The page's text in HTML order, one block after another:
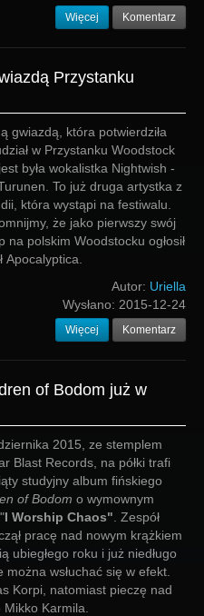
Więcej Komentarz
Przystanku
gwiazdą, która potwierdziła
w Przystanku Woodstock
była wokalistka Nightwish -
To już druga artystka z
która wystąpi na festiwalu.
że jako pierwszy swój
na polskim Woodstocku ogłosił
Apocalyptica.
Autor: Uriella
Wysłano: 2015-12-24
Więcej Komentarz
of Bodom już w
2015, ze stemplem
Blast Records, na półki trafi
studyjny album fińskiego
of Bodom o wymownym
I Worship Chaos" . Zespół
pracę nad nowym krążkiem
ubiegłego roku i już niedługo
można wsłuchać się w efekt.
Korpi, natomiast pieczę nad
Karmila.